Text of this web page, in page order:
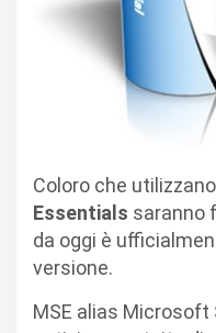
Coloro che utilizzano
Essentials saranno
da oggi è
versione.
MSE alias